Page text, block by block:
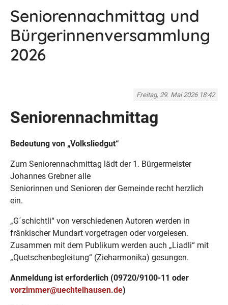
Seniorennachmittag und
Bürgerinnenversammlung
2026
Freitag, 29. Mai 2026 18:42
Seniorennachmittag
Bedeutung von „Volksliedgut“
Zum Seniorennachmittag lädt der 1. Bürgermeister
Johannes Grebner alle
Seniorinnen und Senioren der Gemeinde recht herzlich
ein.
„G´schichtli“ von verschiedenen Autoren werden in
fränkischer Mundart vorgetragen oder vorgelesen.
Zusammen mit dem Publikum werden auch „Liadli“ mit
„Quetschenbegleitung“ (Zieharmonika) gesungen.
Anmeldung ist erforderlich (09720/9100-11 oder
vorzimmer@uechtelhausen.de)